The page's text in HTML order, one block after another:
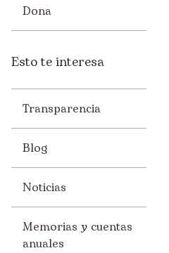
Dona
Esto te interesa
Transparencia
Blog
Noticias
Memorias y cuentas
anuales